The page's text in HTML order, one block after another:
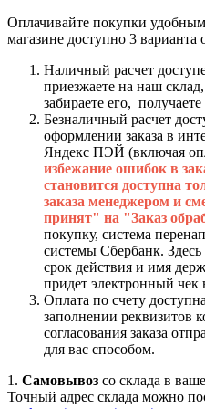
Оплачивайте покупки
магазине доступно 3 варианта
Наличный расчет
приезжаете на наш
забираете его,
Безналичный расчет
оформлении заказа в
Яндекс ПЭЙ (включая
избежание ошибок в
становится доступна
заказа менеджером и
принят" на "Заказ
покупку, система
системы Сбербанк.
срок действия и имя
придет электронный чек
Оплата по счету
заполнении реквизитов
согласования заказа
для вас способом.
1. Самовывоз со склада в
Точный адрес склада можно